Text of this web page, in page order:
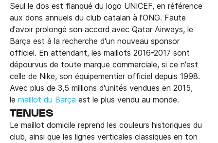
Seul le dos est flanqué du logo UNICEF, en référence
aux dons annuels du club catalan à l'ONG. Faute
d'avoir prolongé son accord avec Qatar Airways, le
Barça est à la recherche d'un nouveau sponsor
officiel. En attendant, les maillots 2016-2017 sont
dépourvus de toute marque commerciale, si ce n'est
celle de Nike, son équipementier officiel depuis 1998.
Avec plus de 3,5 millions d'unités vendues en 2015,
le maillot du Barça est le plus vendu au monde.
TENUES
Le maillot domicile reprend les couleurs historiques du
club, ainsi que les lignes verticales classiques en ton